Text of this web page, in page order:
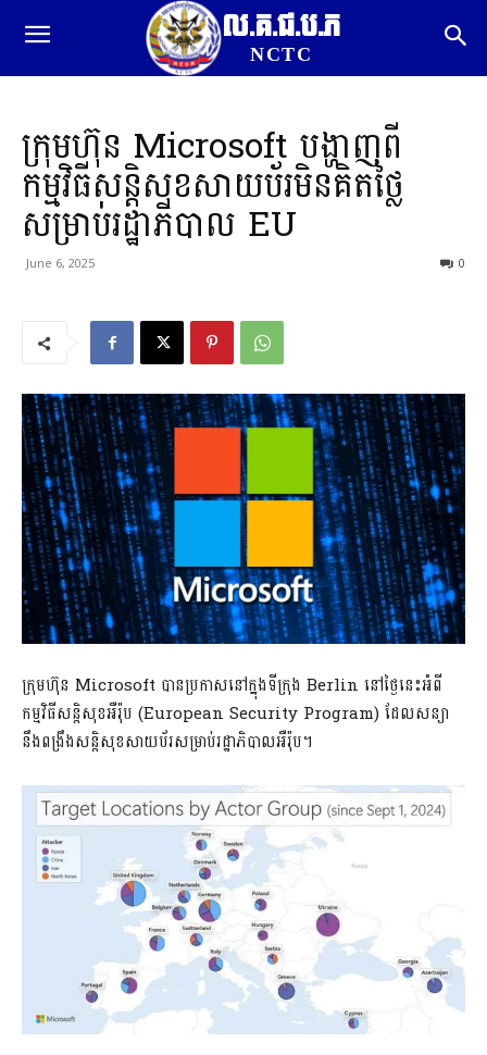
ល.គ.ជ.ប.ភ
NCTC
ក្រុមហ៊ុន Microsoft បង្ហាញពី
កម្មវិធីសន្តិសុខសាយប័រមិនគិតថ្លៃ
សម្រាប់រដ្ឋាភិបាល EU
June 6, 2025 0
ក្រុមហ៊ុន Microsoft បានប្រកាសនៅក្នុងទីក្រុង Berlin នៅថ្ងៃនេះអំពី
កម្មវិធីសន្តិសុខអឺរ៉ុប (European Security Program) ដែលសន្យា
នឹងពង្រឹងសន្តិសុខសាយប័រសម្រាប់រដ្ឋាភិបាលអឺរ៉ុប។